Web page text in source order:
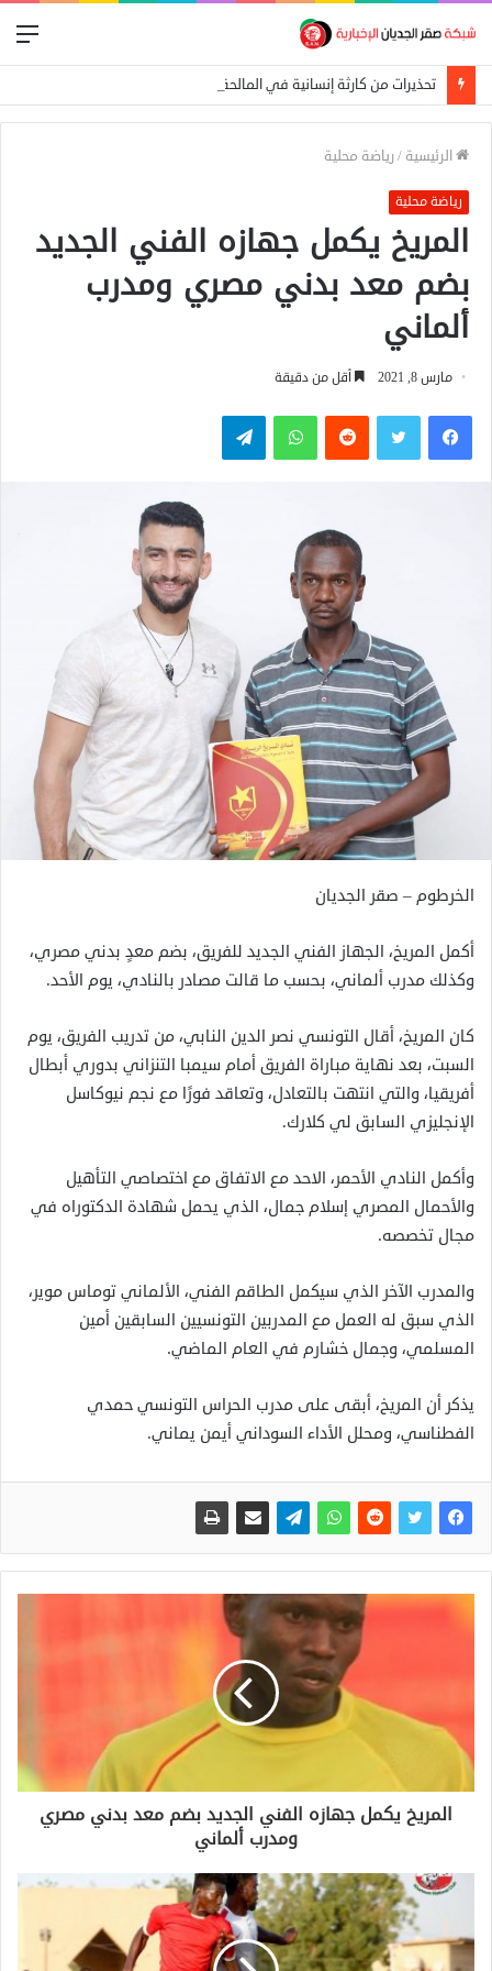
الرئيسية / رياضة محلية
رياضة محلية
المريخ يكمل جهازه الفني الجديد
بضم معد بدني مصري ومدرب
ألماني
مارس 8, 2021 أقل من دقيقة
فيسبوكتويتر واتساب تيلقرام
الخرطوم – صقر الجديان
أكمل المريخ، الجهاز الفني الجديد للفريق، بضم معدٍ بدني مصري،
وكذلك مدرب ألماني، بحسب ما قالت مصادر بالنادي، يوم الأحد.
كان المريخ، أقال التونسي نصر الدين النابي، من تدريب الفريق، يوم
السبت، بعد نهاية مباراة الفريق أمام سيمبا التنزاني بدوري أبطال
أفريقيا، والتي انتهت بالتعادل، وتعاقد فورًا مع نجم نيوكاسل
الإنجليزي السابق لي كلارك.
وأكمل النادي الأحمر، الاحد مع الاتفاق مع اختصاصي التأهيل
والأحمال المصري إسلام جمال، الذي يحمل شهادة الدكتوراه في
مجال تخصصه.
والمدرب الآخر الذي سيكمل الطاقم الفني، الألماني توماس موير،
الذي سبق له العمل مع المدربين التونسيين السابقين أمين
المسلمي، وجمال خشارم في العام الماضي.
يذكر أن المريخ، أبقى على مدرب الحراس التونسي حمدي
الفطناسي، ومحلل الأداء السوداني أيمن يماني.
المريخ يكمل جهازه الفني الجديد بضم معد بدني مصري
ومدرب ألماني